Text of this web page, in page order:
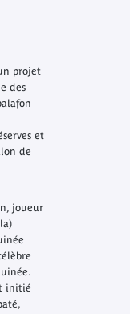
projet
des
et
de
joueur
initié